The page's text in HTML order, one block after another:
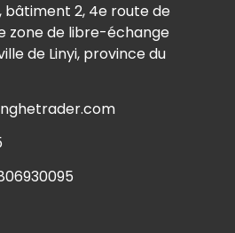
bâtiment 2, 4e route de
zone de libre-échange
de Linyi, province du